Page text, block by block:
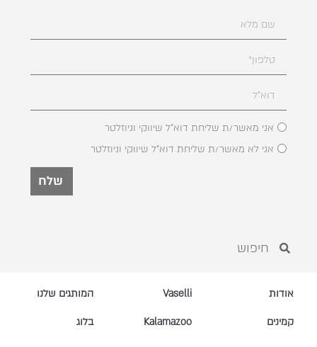
אני מאשר/ת שליחת דוא"ל שיווקי וניוזלטר
אני לא מאשר/ת שליחת דוא"ל שיווקי וניוזלטר
שלח
אודות
קמינים
Vaselli
Kalamazoo
המותגים שלנו
בלוג